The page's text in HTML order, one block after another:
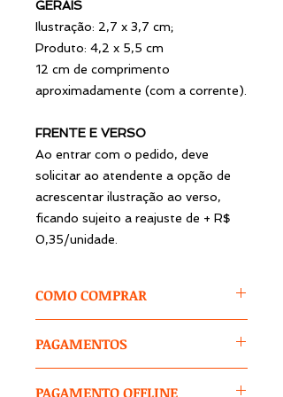
GERAIS
Ilustração: 2,7 x 3,7 cm;
Produto: 4,2 x 5,5 cm
12 cm de comprimento
aproximadamente (com a corrente).
FRENTE E VERSO
Ao entrar com o pedido, deve
solicitar ao atendente a opção de
acrescentar ilustração ao verso,
ficando sujeito a reajuste de + R$
0,35/unidade.
COMO COMPRAR
carrinho,selecione as opções
cores / tamanhos / modelos e
PAGAMENTOS
PAGAMENTO OFFLINE